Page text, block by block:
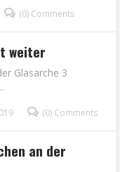
(0) Comments
weiter
Glasarche 3
(0) Comments
an der